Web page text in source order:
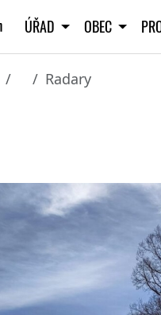
ÚŘAD OBEC
Radary